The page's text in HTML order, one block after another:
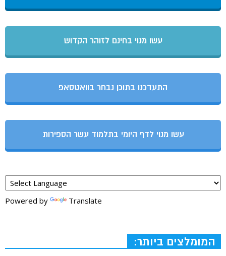
עשו מנוי בחינם לזוהר הקדוש
התעדכנו בתוכן נבחר בוואטסאפ
עשו מנוי לדף היומי בתלמוד עשר הספירות
Powered by Translate
המומלצים ביותר: